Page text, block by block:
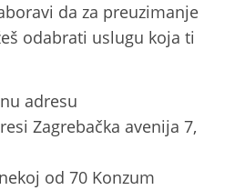
da za preuzimanje
odabrati uslugu koja ti
adresu
Zagrebačka avenija 7,
od 70 Konzum